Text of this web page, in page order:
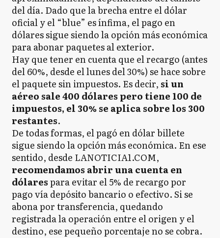
del día. Dado que la brecha entre el dólar
oficial y el “blue” es ínfima, el pago en
dólares sigue siendo la opción más económica
para abonar paquetes al exterior.
Hay que tener en cuenta que el recargo (antes
del 60%, desde el lunes del 30%) se hace sobre
el paquete sin impuestos. Es decir, si un
aéreo sale 400 dólares pero tiene 100 de
impuestos, el 30% se aplica sobre los 300
restantes.
De todas formas, el pagó en dólar billete
sigue siendo la opción más económica. En ese
sentido, desde LANOTICIA1.COM,
recomendamos abrir una cuenta en
dólarespara evitar el 5% de recargo por
pago vía depósito bancario o efectivo. Si se
abona por transferencia, quedando
registrada la operación entre el origen y el
destino, ese pequeño porcentaje no se cobra.